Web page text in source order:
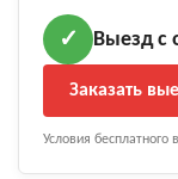
✓ Выезд с
Заказать
Условия